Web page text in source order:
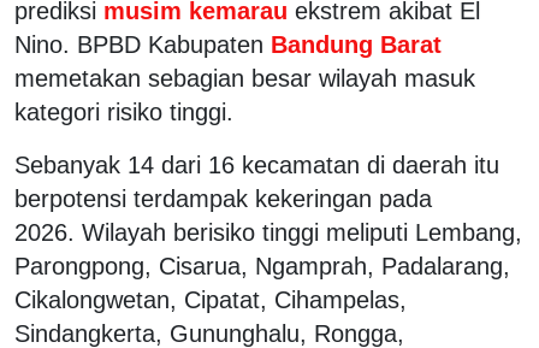
prediksi musim kemarau ekstrem akibat El
Nino. BPBD Kabupaten Bandung Barat
memetakan sebagian besar wilayah masuk
kategori risiko tinggi.
Sebanyak 14 dari 16 kecamatan di daerah itu
berpotensi terdampak kekeringan pada
2026. Wilayah berisiko tinggi meliputi Lembang,
Parongpong, Cisarua, Ngamprah, Padalarang,
Cikalongwetan, Cipatat, Cihampelas,
Sindangkerta, Gununghalu, Rongga,